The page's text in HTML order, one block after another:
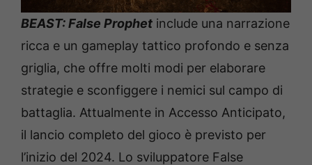
BEAST: False Prophet include una narrazione
ricca e un gameplay tattico profondo e senza
griglia, che offre molti modi per elaborare
strategie e sconfiggere i nemici sul campo di
battaglia. Attualmente in Accesso Anticipato,
il lancio completo del gioco è previsto per
l’inizio del 2024. Lo sviluppatore False